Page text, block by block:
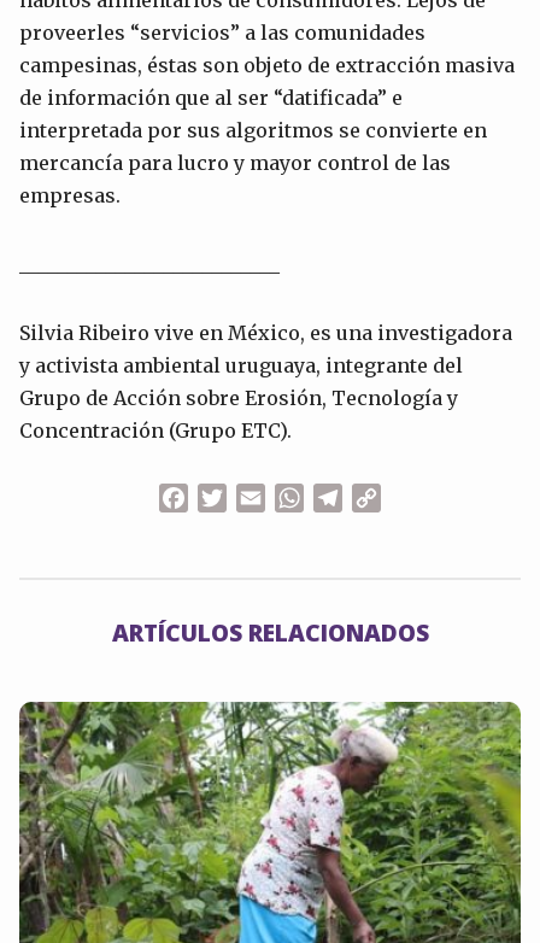
proveerles “servicios” a las comunidades
campesinas, éstas son objeto de extracción masiva
de información que al ser “datificada” e
interpretada por sus algoritmos se convierte en
mercancía para lucro y mayor control de las
empresas.
Silvia Ribeiro vive en México, es una investigadora
y activista ambiental uruguaya, integrante del
Grupo de Acción sobre Erosión, Tecnología y
Concentración (Grupo ETC).
FacebookTwitterEmailWhatsApp
Telegram
ARTÍCULOS RELACIONADOS